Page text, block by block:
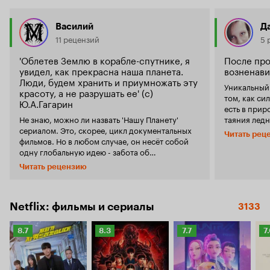
Василий
11 рецензий
'Облетев Землю в корабле-спутнике, я
увидел, как прекрасна наша планета.
Люди, будем хранить и приумножать эту
красоту, а не разрушать ее' (с)
Ю.А.Гагарин
Не знаю, можно ли назвать 'Нашу Планету'
сериалом. Это, скорее, цикл документальных
фильмов. Но в любом случае, он несёт собой
одну глобальную идею - забота об
окружающем мире. Каждая серия-фильм
затрагивает определенную часть живой
повествует о взаимоотношении всего живого.
О том, что ничто на планете не существует
просто так. И о том, как человечество само
себе роет могилу, истребляя целые виды,
вырубая леса, загрязняя атмосферу и воду.
Также хочу отметить одну из самых
Читать рецензию
5
После
том, как
есть в
таяния
на скалы, а
слезть с них; — насколько
щенята
муравьев
почему
большая
— как
Читать
Netflix: фильмы и сериалы 3133
Рейтинг
Кинопоиска
8.7
8.7
Рейтинг
Кинопоиска
8.3
8.3
Рейтинг
Кинопоиска
7.7
7.7